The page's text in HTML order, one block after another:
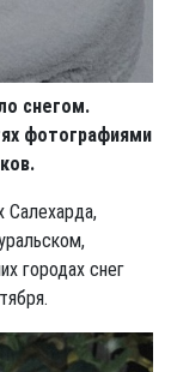
снегом.
фотографиями
Салехарда,
городах снег